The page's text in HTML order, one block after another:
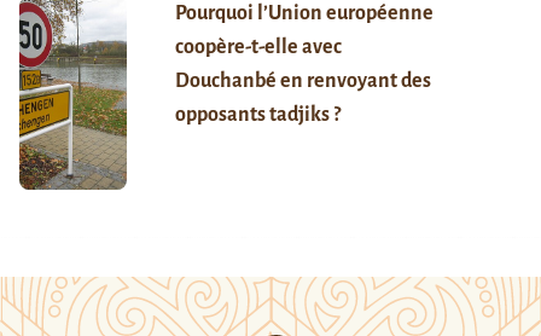
Pourquoi l’Union européenne
coopère-t-elle avec
Douchanbé en renvoyant des
opposants tadjiks ?